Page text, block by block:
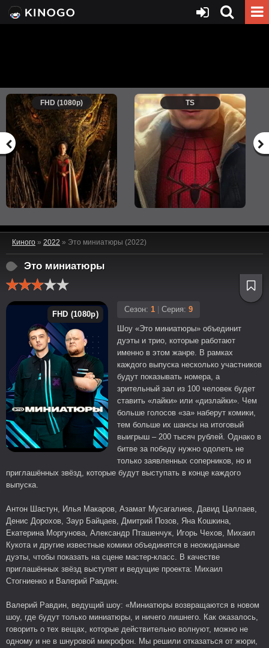
FHD (1080p) TS
Киного » 2022 » Это миниатюры (2022)
Это миниатюры
FHD (1080p)
Сезон: 1 Серия: 9
Шоу «Это миниатюры» объединит
дуэты и трио, которые работают
именно в этом жанре. В рамках
каждого выпуска несколько участников
будут показывать номера, а
зрительный зал из 100 человек будет
ставить «лайки» или «дизлайки». Чем
больше голосов «за» наберут комики,
тем больше их шансы на итоговый
выигрыш – 200 тысяч рублей. Однако в
битве за победу нужно одолеть не
только заявленных соперников, но и
приглашённых звёзд, которые будут выступать в конце каждого
выпуска.
Антон Шастун, Илья Макаров, Азамат Мусагалиев, Давид Цаллаев,
Денис Дорохов, Заур Байцаев, Дмитрий Позов, Яна Кошкина,
Екатерина Моргунова, Александр Пташенчук, Игорь Чехов, Михаил
Кукота и другие известные комики объединятся в неожиданные
дуэты, чтобы показать на сцене мастер-класс. В качестве
приглашённых звёзд выступят и ведущие проекта: Михаил
Стогниенко и Валерий Равдин.
Валерий Равдин, ведущий шоу: «Миниатюры возвращаются в новом
шоу, где будут только миниатюры, и ничего лишнего. Как оказалось,
говорить о тех вещах, которые действительно волнуют, можно не
одному и не в шнуровой микрофон. Мы решили отказаться от жюри,